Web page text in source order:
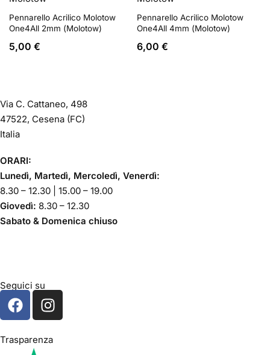
Pennarello Acrilico Molotow
One4All 2mm (Molotow)
5,00 €
Pennarello Acrilico Molotow
One4All 4mm (Molotow)
6,00 €
Via C. Cattaneo, 498
47522, Cesena (FC)
Italia
ORARI:
Lunedì, Martedì, Mercoledì, Venerdì:
8.30 – 12.30 | 15.00 – 19.00
Giovedì: 8.30 – 12.30
Sabato & Domenica chiuso
Seguici su
Trasparenza